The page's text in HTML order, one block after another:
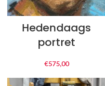
Hedendaags
portret
€575,00